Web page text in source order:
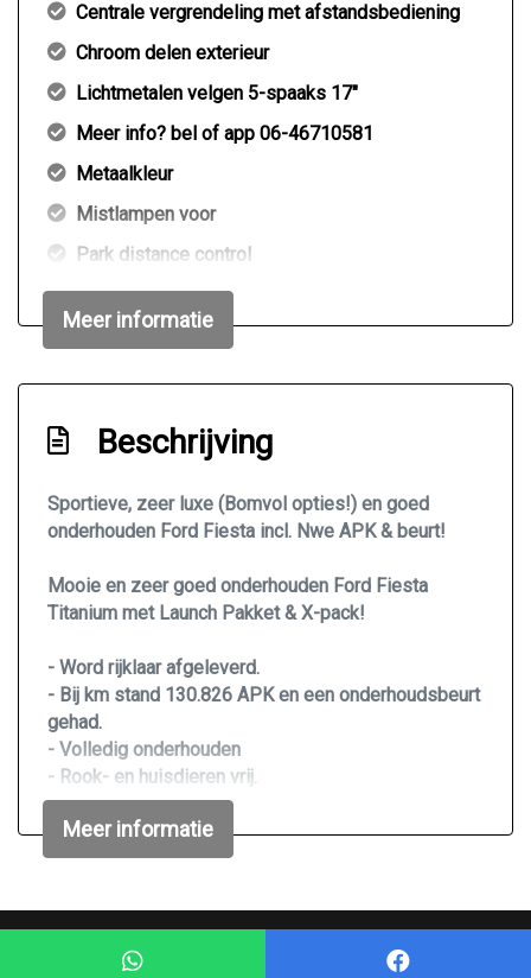
Centrale vergrendeling met afstandsbediening
Chroom delen exterieur
Lichtmetalen velgen 5-spaaks 17"
Meer info? bel of app 06-46710581
Metaalkleur
Mistlampen voor
Park distance control
Parkeersensor achter
Verwarmde voorruit
Interieur
Achterbank in delen neerklapbaar
Airco automatisch
Bestuurdersstoel in hoogte verstelbaar
Electronic climate control
Elektrische ramen voor
Lendesteun(en) verstelbaar
Stuur en versnellingspook (kunst)leder
Stuur leder
Meer informatie
Beschrijving
Sportieve, zeer luxe (Bomvol opties!) en goed
onderhouden Ford Fiesta incl. Nwe APK & beurt!
Mooie en zeer goed onderhouden Ford Fiesta
Titanium met Launch Pakket & X-pack!
- Word rijklaar afgeleverd.
- Bij km stand 130.826 APK en een onderhoudsbeurt
gehad.
- Volledig onderhouden
- Rook- en huisdieren vrij.
- USB / AUX op de originele Ford radio
- 2 Sleutels
- Distributieriem vervangen bij 117.410 km. (25-05-
Meer informatie
Mogelijk gemaakt door